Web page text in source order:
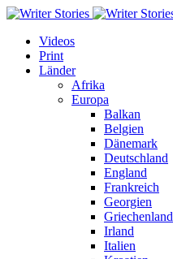
Videos
Print
Länder
Afrika
Europa
Balkan
Belgien
Dänemark
Deutschland
England
Frankreich
Georgien
Griechenland
Irland
Italien